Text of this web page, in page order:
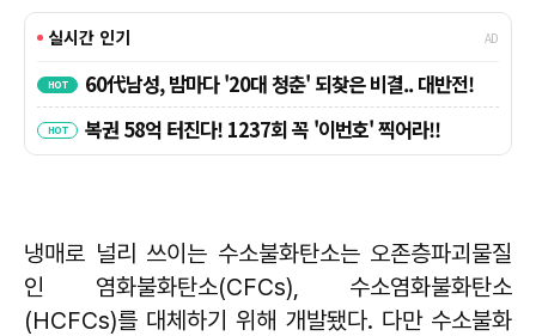
냉매로 널리 쓰이는 수소불화탄소는 오존층파괴물질
인 염화불화탄소(CFCs), 수소염화불화탄소
(HCFCs)를 대체하기 위해 개발됐다. 다만 수소불화